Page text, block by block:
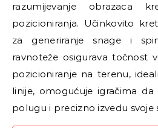
razumijevanje obrazaca
pozicioniranja. Učinkovito
za generiranje snage i
ravnoteže osigurava točnost
pozicioniranje na terenu,
linije, omogućuje igračima
polugu i precizno izvedu svoje